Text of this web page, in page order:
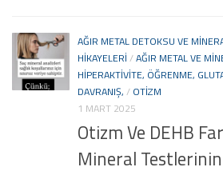
AĞIR METAL DETOKSU VE
HIKAYELERI /AĞIR METAL VE
HIPERAKTIVITE, ÖĞRENME,
DAVRANIŞ, / OTIZM
1 MART 2025
Otizm Ve DEHB
Mineral Testlerinin